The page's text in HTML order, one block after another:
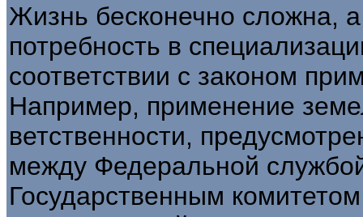
Жизнь бесконечно сложна,
потребность в
соответствии с законом
Например, применение
ветственности,
между Федераль­ной
Государственным